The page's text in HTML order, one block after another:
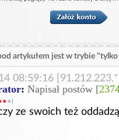
artykułem jest w trybie
08:59:16
: Napisał postów [
ze swoich też